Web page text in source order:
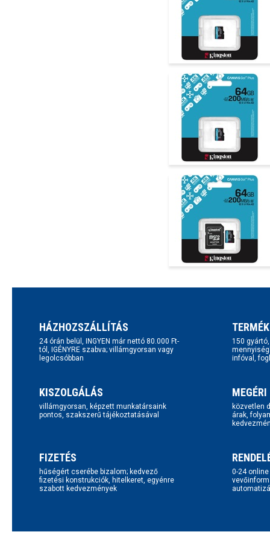
HÁZHOZSZÁLLÍTÁS
24 órán belül, INGYEN már nettó 80.000 Ft-
tól, IGÉNYRE szabva; villámgyorsan vagy
legolcsóbban
150
infóval,
KISZOLGÁLÁS
villámgyorsan, képzett munkatársaink
pontos, szakszerű tájékoztatásával
MEGÉRI
közvetlen
árak,
FIZETÉS
hűségért cserébe bizalom; kedvező
fizetési konstrukciók, hitelkeret, egyénre
szabott kedvezmények
0-24